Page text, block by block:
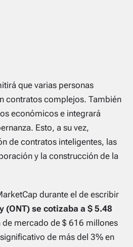
que varias personas
contratos complejos. También
económicos e integrará
Esto, a su vez,
de contratos inteligentes, las
y la construcción de la
durante el de escribir
(ONT) se cotizaba a $ 5.48
mercado de $ 616 millones
de más del 3% en